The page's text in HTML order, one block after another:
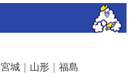
宮城｜ 山形｜ 福島